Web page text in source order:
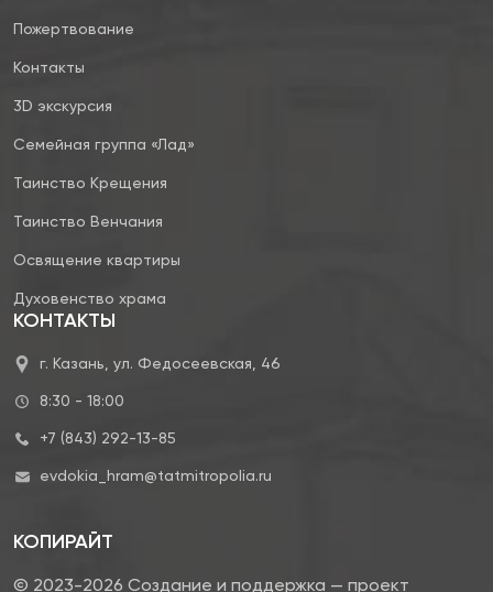
Пожертвование
Контакты
3D экскурсия
Семейная группа «Лад»
Таинство Крещения
Таинство Венчания
Освящение квартиры
Духовенство храма
КОНТАКТЫ
г. Казань, ул. Федосеевская, 46
8:30 - 18:00
+7 (843) 292-13-85
evdokia_hram@tatmitropolia.ru
КОПИРАЙТ
© 2023-2026 Создание и поддержка — проект